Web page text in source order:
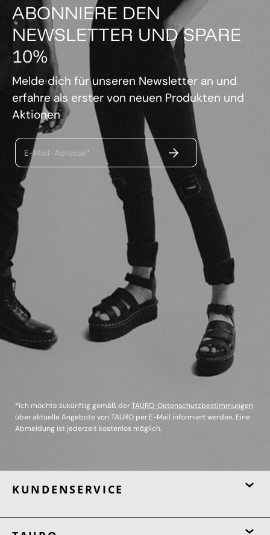
ABONNIERE DEN
NEWSLETTER UND SPARE
10%
Melde dich für unseren Newsletter an und
erfahre als erster von neuen Produkten und
Aktionen
E-Mail-Adresse* ABSENDEN
*Ich möchte zukünftig gemäß derTAURO-Datenschutzbestimmungen
über aktuelle Angebote von TAURO per E-Mail informiert werden. Eine
Abmeldung ist jederzeit kostenlos möglich.
KUNDENSERVICE